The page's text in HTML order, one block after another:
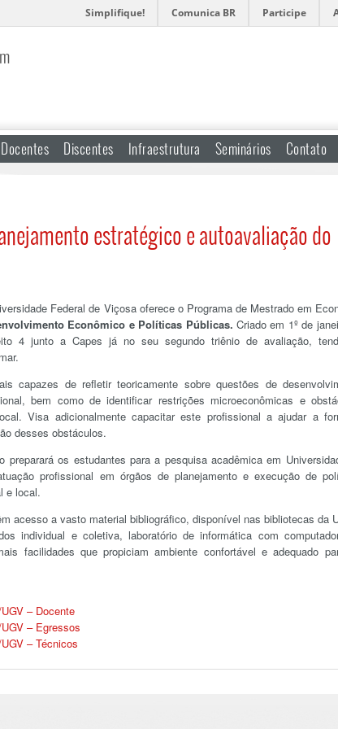
Simplifique! Comunica BR Participe
Docentes Discentes Infraestrutura Seminários Contato
estratégico e autoavaliação do
Federal de Viçosa oferece o Programa de Mestrado em
Econômico e Políticas Públicas. Criado em 1º de
4 junto a Capes já no seu segundo triênio de avaliação,
capazes de refletir teoricamente sobre questões de
bem como de identificar restrições microeconômicas e
Visa adicionalmente capacitar este profissional a ajudar a
desses obstáculos.
preparará os estudantes para a pesquisa acadêmica em
profissional em órgãos de planejamento e execução de
e local.
acesso a vasto material bibliográfico, disponível nas bibliotecas da
individual e coletiva, laboratório de informática com
facilidades que propiciam ambiente confortável e adequado
– Docente
– Egressos
– Técnicos